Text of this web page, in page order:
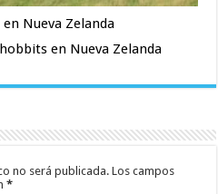
Nueva Zelanda
en Nueva Zelanda
no será publicada. Los campos
*